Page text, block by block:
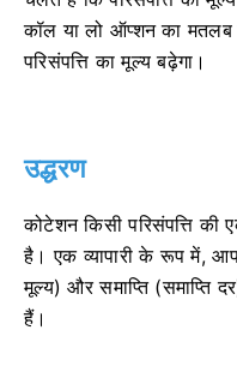
कॉल या लो ऑप्शन का
परिसंपत्ति का मूल्य बढ़ेगा।
उद्धरण
कोटेशन किसी परिसंपत्ति की
है। एक व्यापारी के रूप में,
मूल्य) और समाप्ति (समाप्ति
हैं।